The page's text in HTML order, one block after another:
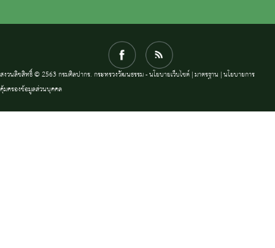
สงวนลิขสิทธิ์ © 2563 กรมศิลปากร. กระทรวงวัฒนธรรม -นโยบายเว็บไซต์|มาตรฐาน |นโยบายการ
คุ้มครองข้อมูลส่วนบุคคล